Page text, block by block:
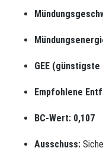
GEE
Empfohlene
BC-Wert: 0,107
Ausschuss: